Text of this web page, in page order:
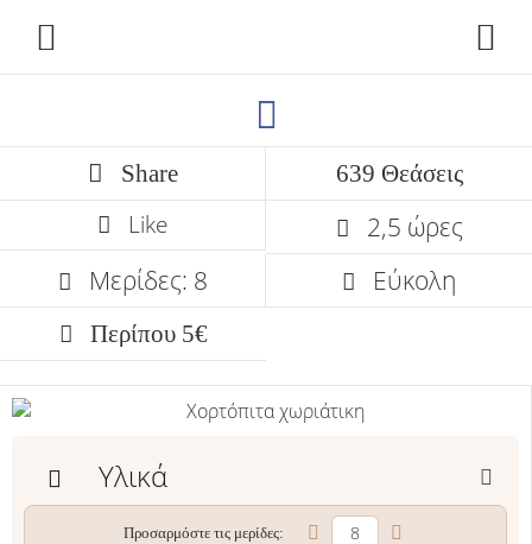
Share 639 Θεάσεις
Like
2,5 ώρες
Μερίδες: 8
Εύκολη
Περίπου 5€
Υλικά
Προσαρμόστε τις μερίδες: